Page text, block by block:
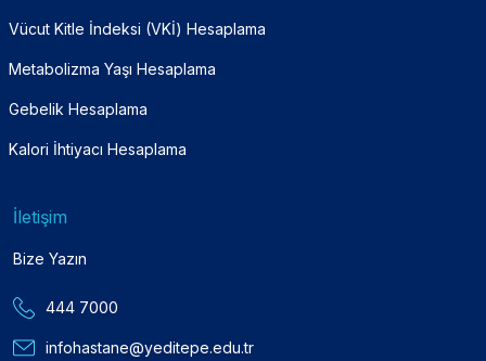
Vücut Kitle İndeksi (VKİ) Hesaplama
Metabolizma Yaşı Hesaplama
Gebelik Hesaplama
Kalori İhtiyacı Hesaplama
İletişim
Bize Yazın
444 7000
infohastane@yeditepe.edu.tr